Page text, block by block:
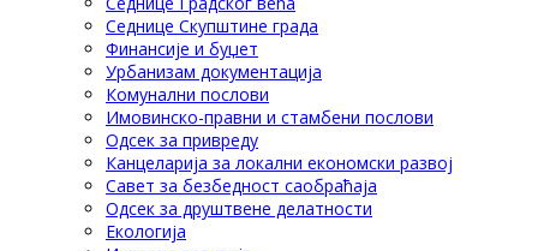
Седнице Скупштине града
Финансије и буџет
Урбанизам документација
Комунални послови
Имовинско-правни и стамбени послови
Одсек за привреду
Канцеларија за локални економски развој
Савет за безбедност саобраћаја
Одсек за друштвене делатности
Eкологија